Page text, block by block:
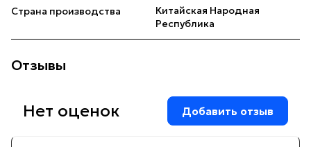
Страна производства
Китайская Народная
Республика
Отзывы
Нет оценок Добавить отзыв